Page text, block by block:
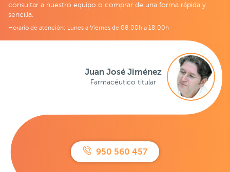
consultar a nuestro equipo o comprar de una forma rápida y
sencilla.
Horario de atención: Lunes a Viernes de 08:00h a 18:00h
950 560 457
Juan José Jiménez
Farmacéutico titular